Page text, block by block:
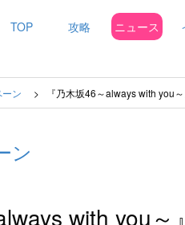
TOP 攻略 ニュース
ン 『乃木坂46～always with you
ン
with you